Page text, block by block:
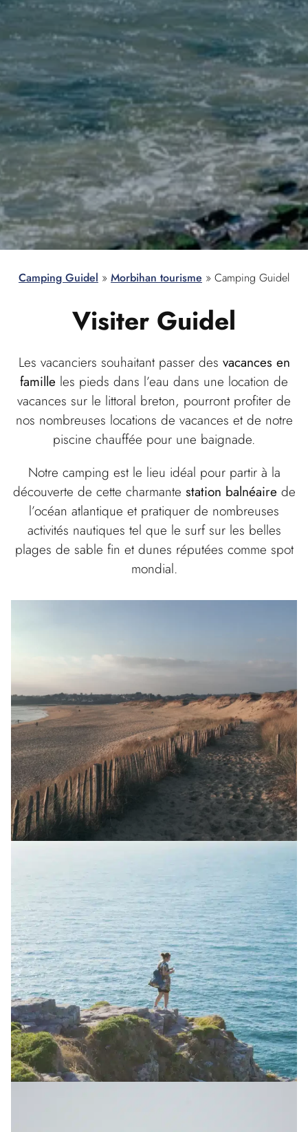
Camping Guidel » Morbihan tourisme » Camping Guidel
Visiter Guidel
Les vacanciers souhaitant passer des vacances en
famille les pieds dans l’eau dans une location de
vacances sur le littoral breton, pourront profiter de
nos nombreuses locations de vacances et de notre
piscine chauffée pour une baignade.
Notre camping est le lieu idéal pour partir à la
découverte de cette charmante station balnéairede
l’océan atlantique et pratiquer de nombreuses
activités nautiques tel que le surf sur les belles
plages de sable fin et dunes réputées comme spot
mondial.